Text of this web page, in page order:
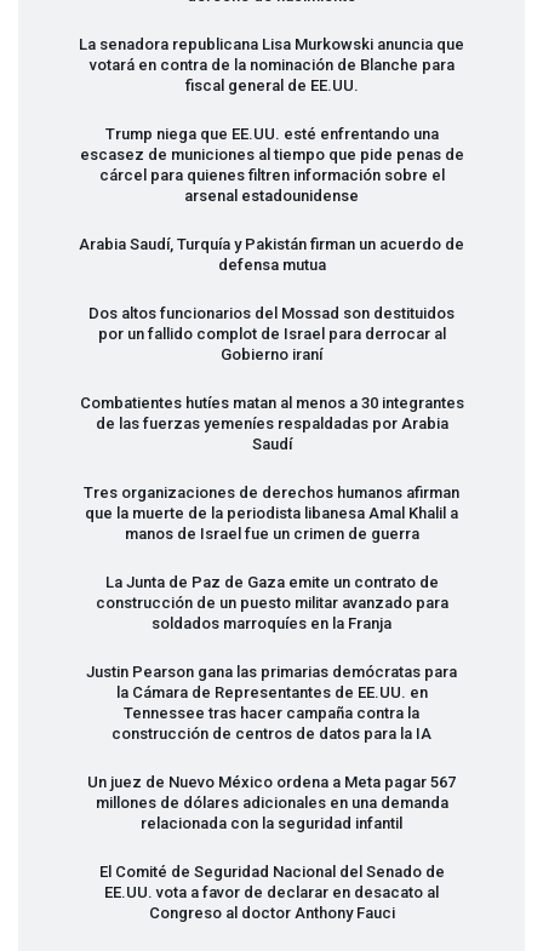
La senadora republicana Lisa Murkowski anuncia que
votará en contra de la nominación de Blanche para
fiscal general de EE.UU.
Trump niega que EE.UU. esté enfrentando una
escasez de municiones al tiempo que pide penas de
cárcel para quienes filtren información sobre el
arsenal estadounidense
Arabia Saudí, Turquía y Pakistán firman un acuerdo de
defensa mutua
Dos altos funcionarios del Mossad son destituidos
por un fallido complot de Israel para derrocar al
Gobierno iraní
Combatientes hutíes matan al menos a 30 integrantes
de las fuerzas yemeníes respaldadas por Arabia
Saudí
Tres organizaciones de derechos humanos afirman
que la muerte de la periodista libanesa Amal Khalil a
manos de Israel fue un crimen de guerra
La Junta de Paz de Gaza emite un contrato de
construcción de un puesto militar avanzado para
soldados marroquíes en la Franja
Justin Pearson gana las primarias demócratas para
la Cámara de Representantes de EE.UU. en
Tennessee tras hacer campaña contra la
construcción de centros de datos para la IA
Un juez de Nuevo México ordena a Meta pagar 567
millones de dólares adicionales en una demanda
relacionada con la seguridad infantil
El Comité de Seguridad Nacional del Senado de
EE.UU. vota a favor de declarar en desacato al
Congreso al doctor Anthony Fauci